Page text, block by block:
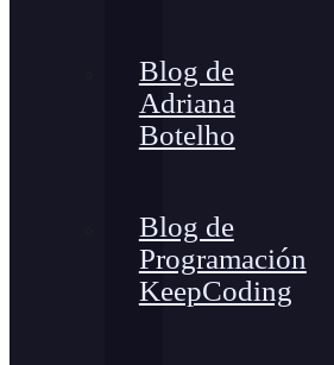
Blog de
Adriana
Botelho
Blog de
Programación
KeepCoding